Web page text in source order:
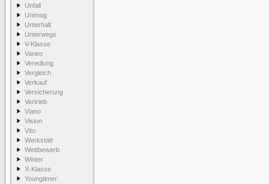
Unfall
Unimog
Unterhalt
Unterwegs
V-Klasse
Vaneo
Veredlung
Vergleich
Verkauf
Versicherung
Vertrieb
Viano
Vision
Vito
Werkstatt
Wettbewerb
Winter
X-Klasse
Youngtimer